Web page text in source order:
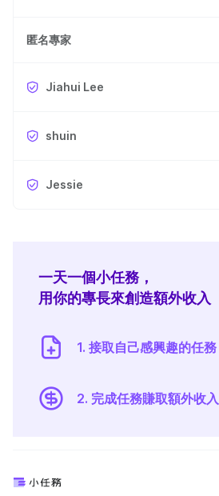
匿名專家
Jiahui Lee
shuin
Jessie
一天一個小任務，
用你的專長來創造額外收入
1. 接取自己感興趣的任務
2. 完成任務賺取額外收入